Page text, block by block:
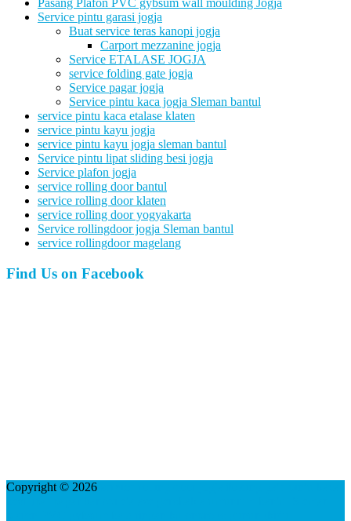
Service pintu garasi jogja
Buat service teras kanopi jogja
Carport mezzanine jogja
Service ETALASE JOGJA
service folding gate jogja
Service pagar jogja
Service pintu kaca jogja Sleman bantul
service pintu kaca etalase klaten
service pintu kayu jogja
service pintu kayu jogja sleman bantul
Service pintu lipat sliding besi jogja
Service plafon jogja
service rolling door bantul
service rolling door klaten
service rolling door yogyakarta
Service rollingdoor jogja Sleman bantul
service rollingdoor magelang
Find Us on Facebook
Copyright © 2026